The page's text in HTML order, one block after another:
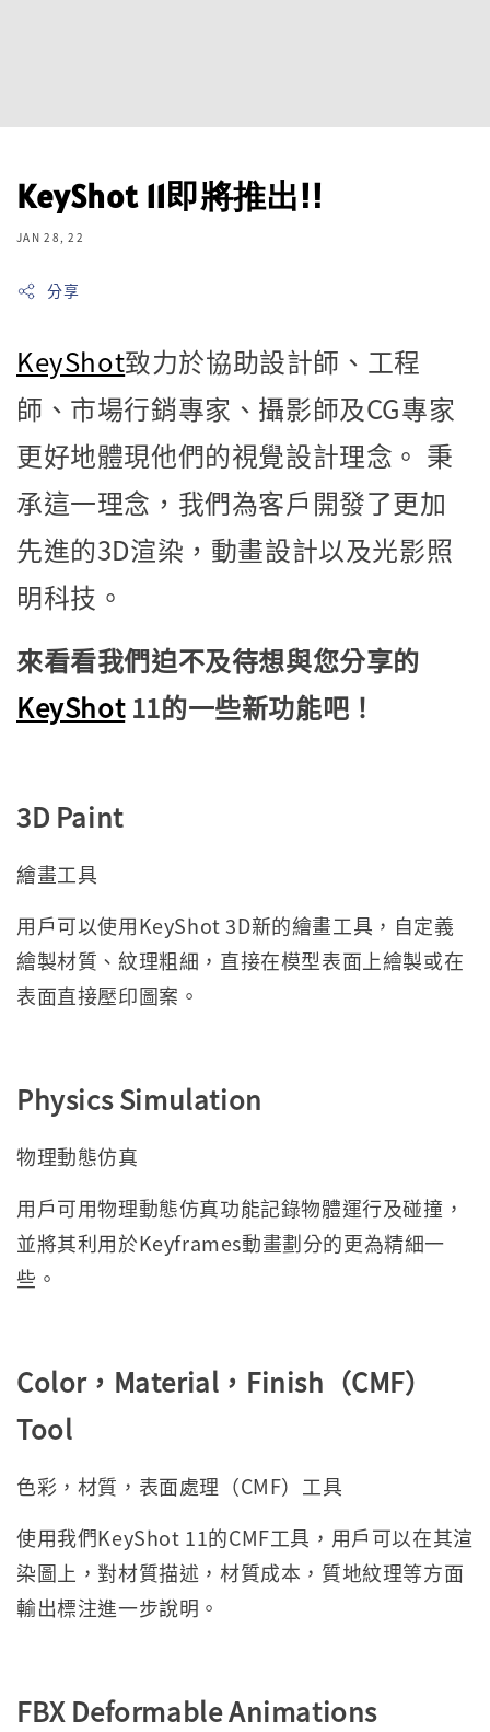
KeyShot 11即將推出!!
JAN 28, 22
分享
KeyShot致力於協助設計師、工程
師、市場行銷專家、攝影師及CG專家
更好地體現他們的視覺設計理念。 秉
承這一理念，我們為客戶開發了更加
先進的3D渲染，動畫設計以及光影照
明科技。
來看看我們迫不及待想與您分享的
KeyShot11的一些新功能吧！
3D Paint
繪畫工具
用戶可以使用KeyShot 3D新的繪畫工具，自定義
繪製材質、紋理粗細，直接在模型表面上繪製或在
表面直接壓印圖案。
Physics Simulation
物理動態仿真
用戶可用物理動態仿真功能記錄物體運行及碰撞，
並將其利用於Keyframes動畫劃分的更為精細一
些。
Color， Material ， Finish （CMF）
Tool
色彩，材質，表面處理（CMF）工具
使用我們KeyShot 11的CMF工具，用戶可以在其渲
染圖上，對材質描述，材質成本，質地紋理等方面
輸出標注進一步說明。
FBX Deformable Animations